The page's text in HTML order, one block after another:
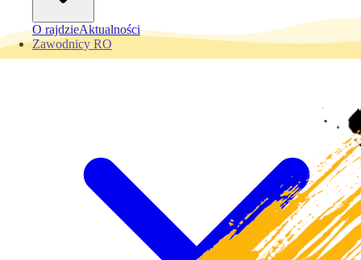
O rajdzieAktualności
Zawodnicy RO